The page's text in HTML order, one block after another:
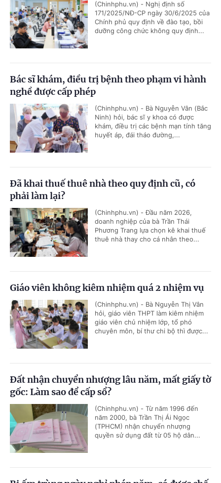
(Chinhphu.vn) - Nghị định số
171/2025/NĐ-CP ngày 30/6/2025 của
Chính phủ quy định về đào tạo, bồi
dưỡng công chức không quy định...
Bác sĩ khám, điều trị bệnh theo phạm vi hành
nghề được cấp phép
(Chinhphu.vn) - Bà Nguyễn Vân (Bắc
Ninh) hỏi, bác sĩ y khoa có được
khám, điều trị các bệnh mạn tính tăng
huyết áp, đái tháo đường,...
Đã khai thuế thuê nhà theo quy định cũ, có
phải làm lại?
(Chinhphu.vn) - Đầu năm 2026,
doanh nghiệp của bà Trần Thái
Phương Trang lựa chọn kê khai thuế
thuê nhà thay cho cá nhân theo...
Giáo viên không kiêm nhiệm quá 2 nhiệm vụ
(Chinhphu.vn) - Bà Nguyễn Thị Vân
hỏi, giáo viên THPT làm kiêm nhiệm
giáo viên chủ nhiệm lớp, tổ phó
chuyên môn, bí thư chi bộ thì được...
Đất nhận chuyển nhượng lâu năm, mất giấy tờ
gốc: Làm sao để cấp sổ?
(Chinhphu.vn) - Từ năm 1996 đến
năm 2000, bà Trần Thị Ái Ngọc
(TPHCM) nhận chuyển nhượng
quyền sử dụng đất từ 05 hộ dân...